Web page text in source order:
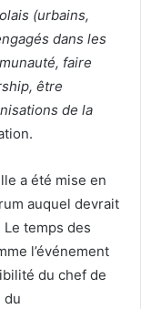
(urbains,
dans les
faire
être
de la
a été mise en
auquel devrait
temps des
l’événement
du chef de
du